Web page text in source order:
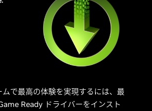
で最高の体験を実現するには、最
Ready ドライバーをインスト